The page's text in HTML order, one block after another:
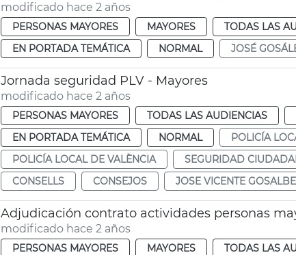
modificado hace 2 años
PERSONAS MAYORES MAYORES TODAS LAS
EN PORTADA TEMÁTICA
NORMAL JOSÉ
Jornada seguridad PLV - Mayores
modificado hace 2 años
PERSONAS MAYORES TODAS LAS AUDIENCIAS
EN PORTADA TEMÁTICA
NORMAL POLICÍA
POLICÍA LOCAL DE VALÈNCIA
SEGURIDAD
CONSELLS
CONSEJOS JOSE VICENTE
Adjudicación contrato actividades personas
modificado hace 2 años
PERSONAS MAYORES MAYORES TODAS LAS